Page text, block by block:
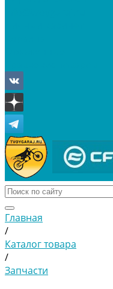
Главная
/
Каталог товара
/
Запчасти